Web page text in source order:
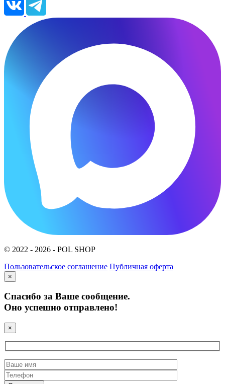
© 2022 - 2026 - POL SHOP
Пользовательское соглашение Публичная оферта
×
Спасибо за Ваше сообщение.
Оно успешно отправлено!
×